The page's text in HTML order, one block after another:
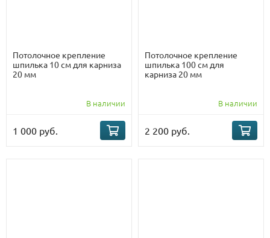
Потолочное крепление
шпилька 10 см для карниза
20 мм
В наличии
1 000 руб.
Потолочное крепление
шпилька 100 см для
карниза 20 мм
В наличии
2 200 руб.